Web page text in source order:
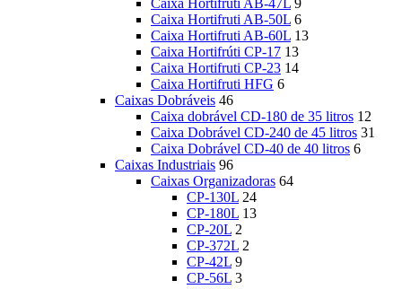
Caixa Hortifruti AB-47L 9
Caixa Hortifruti AB-50L 6
Caixa Hortifruti AB-60L 13
Caixa Hortifrúti CP-17 13
Caixa Hortifruti CP-23 14
Caixa Hortifruti HFG 6
Caixas Dobráveis 46
Caixa dobrável CD-180 de 35 litros 12
Caixa Dobrável CD-240 de 45 litros 31
Caixa Dobrável CD-40 de 40 litros 6
Caixas Industriais 96
Caixas Organizadoras 64
CP-130L 24
CP-180L 13
CP-20L 2
CP-372L 2
CP-42L 9
CP-56L 3